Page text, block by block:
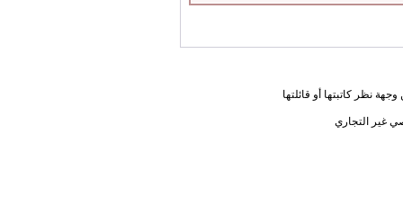
نظر كاتبتها أو قائلتها
غير التجاري